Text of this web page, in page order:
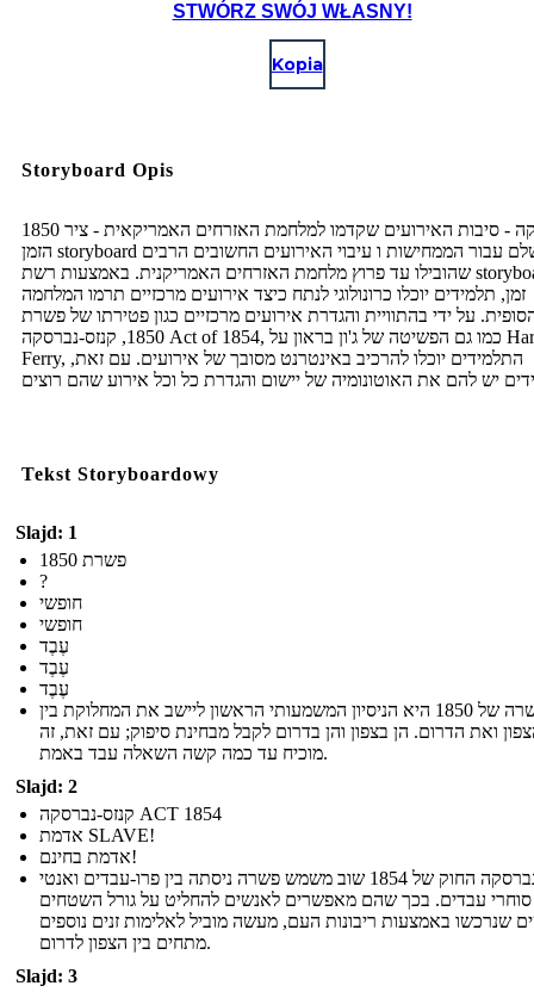
STWÓRZ SWÓJ WŁASNY!
Kopia
Storyboard Opis
1850 אמריקה - סיבות האירועים שקדמו למלחמת האזרחים האמריקאית - ציר
הזמן storyboard מושלם עבור הממחישות ו עיבוי האירועים החשובים הרבים
שהובילו עד פרוץ מלחמת האזרחים האמריקנית. באמצעות רשת storyboard ציר
זמן, תלמידים יוכלו כרונולוגי לנתח כיצד אירועים מרכזיים תרמו המלחמה
על ידי בהתוויית והגדרת אירועים מרכזיים כגון פטירתו של פשרת
1850, קנזס-נברסקה Act of 1854, כמו גם הפשיטה של ​​ג'ון בראון על Harpers
Ferry, התלמידים יוכלו להרכיב באינטרנט מסובך של אירועים. עם זאת,
Tekst Storyboardowy
Slajd: 1
פשרת 1850
?
חופשי
חופשי
עֶבֶד
עֶבֶד
עֶבֶד
הפשרה של 1850 היא הניסיון המשמעותי הראשון ליישב את המחלוקת בין
ואת הדרום. הן בצפון והן בדרום לקבל מבחינת סיפוק; עם זאת, זה
מוכיח עד כמה קשה השאלה עבד באמת.
Slajd: 2
קנזס-נברסקה ACT 1854
אדמת SLAVE!
אדמת בחינם!
קנזס-נברסקה החוק של 1854 שוב משמש פשרה ניסתה בין פרו-עבדים ואנטי
סוחרי עבדים. בכך שהם מאפשרים לאנשים להחליט על גורל השטחים
שנרכשו באמצעות ריבונות העם, מעשה מוביל לאלימות זנים נוספים
מתחים בין הצפון לדרום.
Slajd: 3